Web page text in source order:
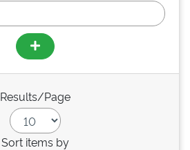
Results/Page
Sort items by